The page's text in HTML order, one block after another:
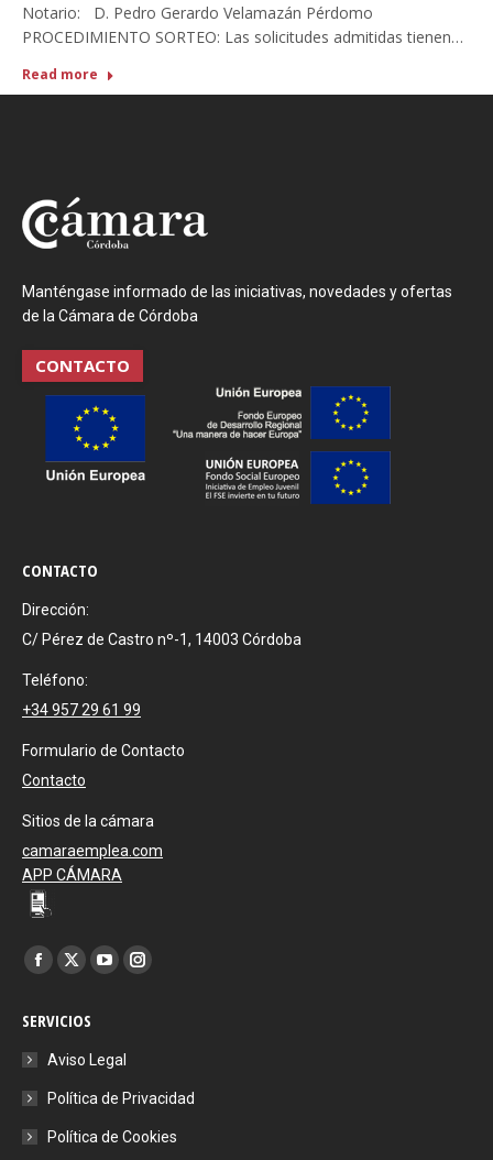
Notario: D. Pedro Gerardo Velamazán Pérdomo
PROCEDIMIENTO SORTEO: Las solicitudes admitidas tienen…
Read more
Manténgase informado de las iniciativas, novedades y ofertas
de la Cámara de Córdoba
CONTACTO
CONTACTO
Dirección:
C/ Pérez de Castro nº-1, 14003 Córdoba
Teléfono:
+34 957 29 61 99
Formulario de Contacto
Contacto
Sitios de la cámara
camaraemplea.com
APP CÁMARA
Encuéntranos en:
Facebook
opens
in
new
X
opens
in
YouTube
in
Instagram
SERVICIOS
Aviso Legal
Política de Privacidad
Política de Cookies